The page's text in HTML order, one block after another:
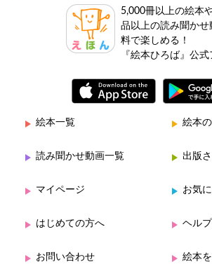
5,000冊以上の絵本
品以上の読み聞かせ
料で楽しめる！
『絵本ひろば』公式
絵本一覧 絵本
読み聞かせ動画一覧 出版
マイページ お気
はじめての方へ ヘルプ
お問い合わせ 絵本